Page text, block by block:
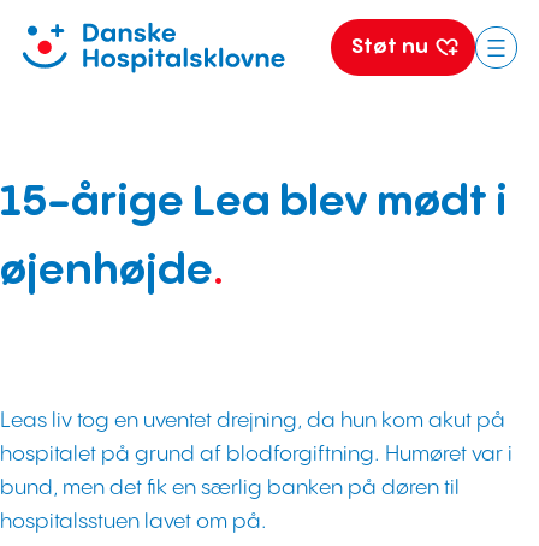
Støt nu
15-årige Lea blev mødt i
øjenhøjde.
Leas liv tog en uventet drejning, da hun kom akut på
hospitalet på grund af blodforgiftning. Humøret var i
bund, men det fik en særlig banken på døren til
hospitalsstuen lavet om på.